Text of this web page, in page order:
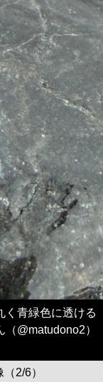
く青緑色に透ける
@matudono2）
2/6）